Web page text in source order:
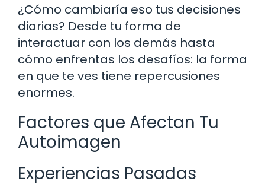
¿Cómo cambiaría eso tus decisiones
diarias? Desde tu forma de
interactuar con los demás hasta
cómo enfrentas los desafíos: la forma
en que te ves tiene repercusiones
enormes.
Factores que Afectan Tu
Autoimagen
Experiencias Pasadas